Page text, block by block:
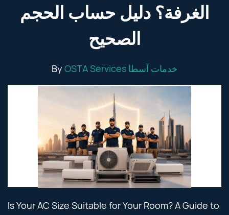
الغرفة؟ دليل حساب الحجم
الصحيح
By OSTA Services خدمات آسطا
Is Your AC Size Suitable for Your Room? A Guide to